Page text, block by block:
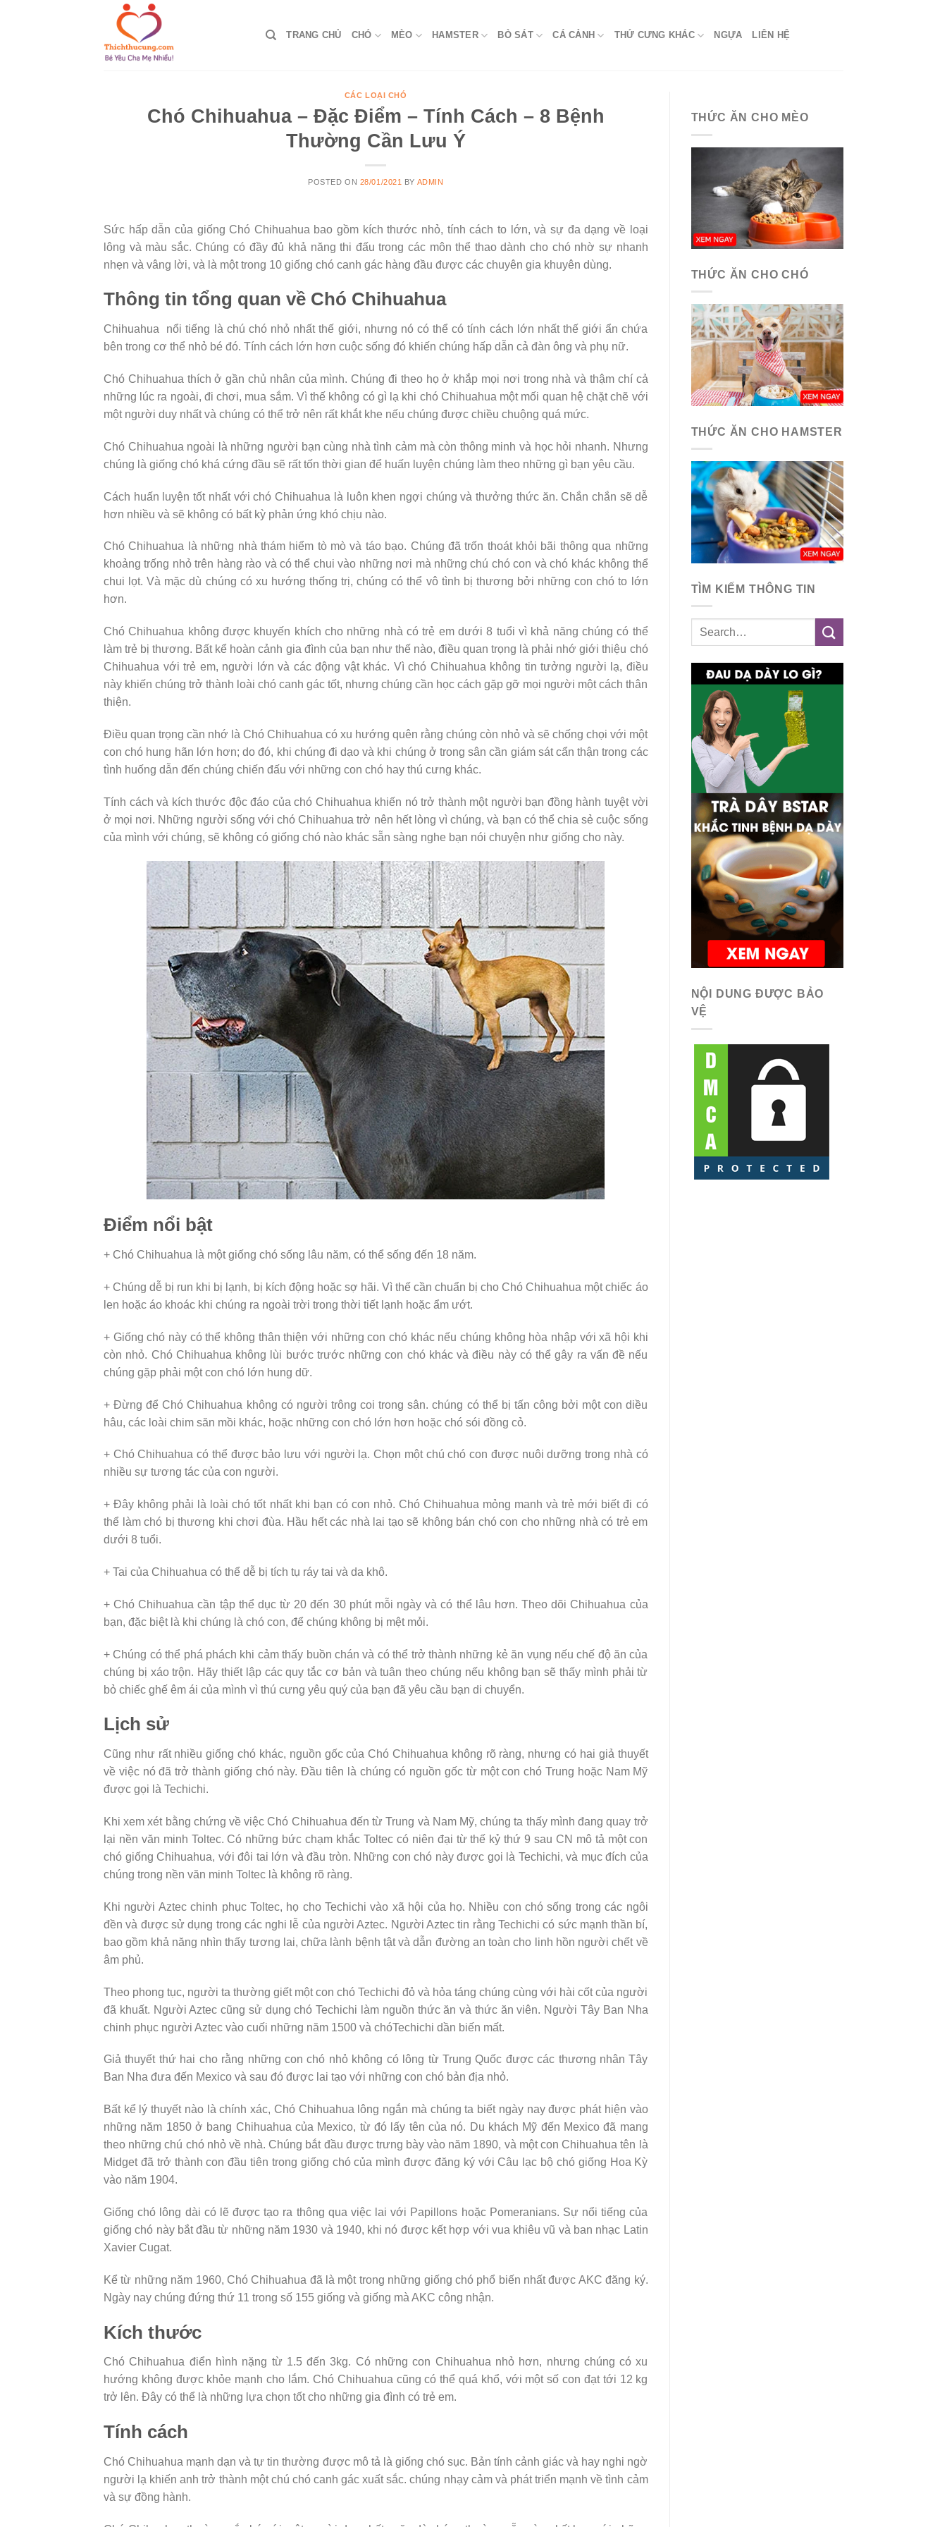
TRANG CHỦ CHÓ MÈO HAMSTER BÒ SÁT CÁ CẢNH THỨ CƯNG KHÁC NGỰA LIÊN HỆ
CÁC LOẠI CHÓ
Chó Chihuahua – Đặc Điểm – Tính Cách – 8 Bệnh
Thường Cần Lưu Ý
POSTED ON 28/01/2021 BY ADMIN
Sức hấp dẫn của giống Chó Chihuahua bao gồm kích thước nhỏ, tính cách to lớn, và sự đa dạng về loại
lông và màu sắc. Chúng có đầy đủ khả năng thi đấu trong các môn thể thao dành cho chó nhờ sự nhanh
nhẹn và vâng lời, và là một trong 10 giống chó canh gác hàng đầu được các chuyên gia khuyên dùng.
Thông tin tổng quan về Chó Chihuahua
Chihuahua nổi tiếng là chú chó nhỏ nhất thế giới, nhưng nó có thể có tính cách lớn nhất thế giới ẩn chứa
bên trong cơ thể nhỏ bé đó. Tính cách lớn hơn cuộc sống đó khiến chúng hấp dẫn cả đàn ông và phụ nữ.
Chó Chihuahua thích ở gần chủ nhân của mình. Chúng đi theo họ ở khắp mọi nơi trong nhà và thậm chí cả
những lúc ra ngoài, đi chơi, mua sắm. Vì thế không có gì lạ khi chó Chihuahua một mối quan hệ chặt chẽ với
một người duy nhất và chúng có thể trở nên rất khắt khe nếu chúng được chiều chuộng quá mức.
Chó Chihuahua ngoài là những người bạn cùng nhà tình cảm mà còn thông minh và học hỏi nhanh. Nhưng
chúng là giống chó khá cứng đầu sẽ rất tốn thời gian để huấn luyện chúng làm theo những gì bạn yêu cầu.
Cách huấn luyện tốt nhất với chó Chihuahua là luôn khen ngợi chúng và thưởng thức ăn. Chắn chắn sẽ dễ
hơn nhiều và sẽ không có bất kỳ phản ứng khó chịu nào.
Chó Chihuahua là những nhà thám hiểm tò mò và táo bạo. Chúng đã trốn thoát khỏi bãi thông qua những
khoảng trống nhỏ trên hàng rào và có thể chui vào những nơi mà những chú chó con và chó khác không thể
chui lọt. Và mặc dù chúng có xu hướng thống trị, chúng có thể vô tình bị thương bởi những con chó to lớn
hơn.
Chó Chihuahua không được khuyến khích cho những nhà có trẻ em dưới 8 tuổi vì khả năng chúng có thể
làm trẻ bị thương. Bất kể hoàn cảnh gia đình của bạn như thế nào, điều quan trọng là phải nhớ giới thiệu chó
Chihuahua với trẻ em, người lớn và các động vật khác. Vì chó Chihuahua không tin tưởng người lạ, điều
này khiến chúng trở thành loài chó canh gác tốt, nhưng chúng cần học cách gặp gỡ mọi người một cách thân
thiện.
Điều quan trọng cần nhớ là Chó Chihuahua có xu hướng quên rằng chúng còn nhỏ và sẽ chống chọi với một
con chó hung hãn lớn hơn; do đó, khi chúng đi dạo và khi chúng ở trong sân cần giám sát cẩn thận trong các
tình huống dẫn đến chúng chiến đấu với những con chó hay thú cưng khác.
Tính cách và kích thước độc đáo của chó Chihuahua khiến nó trở thành một người bạn đồng hành tuyệt vời
ở mọi nơi. Những người sống với chó Chihuahua trở nên hết lòng vì chúng, và bạn có thể chia sẻ cuộc sống
của mình với chúng, sẽ không có giống chó nào khác sẵn sàng nghe bạn nói chuyện như giống cho này.
Điểm nổi bật
+ Chó Chihuahua là một giống chó sống lâu năm, có thể sống đến 18 năm.
+ Chúng dễ bị run khi bị lạnh, bị kích động hoặc sợ hãi. Vì thế cần chuẩn bị cho Chó Chihuahua một chiếc áo
len hoặc áo khoác khi chúng ra ngoài trời trong thời tiết lạnh hoặc ẩm ướt.
+ Giống chó này có thể không thân thiện với những con chó khác nếu chúng không hòa nhập với xã hội khi
còn nhỏ. Chó Chihuahua không lùi bước trước những con chó khác và điều này có thể gây ra vấn đề nếu
chúng gặp phải một con chó lớn hung dữ.
+ Đừng để Chó Chihuahua không có người trông coi trong sân. chúng có thể bị tấn công bởi một con diều
hâu, các loài chim săn mồi khác, hoặc những con chó lớn hơn hoặc chó sói đồng cỏ.
+ Chó Chihuahua có thể được bảo lưu với người lạ. Chọn một chú chó con được nuôi dưỡng trong nhà có
nhiều sự tương tác của con người.
+ Đây không phải là loài chó tốt nhất khi bạn có con nhỏ. Chó Chihuahua mỏng manh và trẻ mới biết đi có
thể làm chó bị thương khi chơi đùa. Hầu hết các nhà lai tạo sẽ không bán chó con cho những nhà có trẻ em
dưới 8 tuổi.
+ Tai của Chihuahua có thể dễ bị tích tụ ráy tai và da khô.
+ Chó Chihuahua cần tập thể dục từ 20 đến 30 phút mỗi ngày và có thể lâu hơn. Theo dõi Chihuahua của
bạn, đặc biệt là khi chúng là chó con, để chúng không bị mệt mỏi.
+ Chúng có thể phá phách khi cảm thấy buồn chán và có thể trở thành những kẻ ăn vụng nếu chế độ ăn của
chúng bị xáo trộn. Hãy thiết lập các quy tắc cơ bản và tuân theo chúng nếu không bạn sẽ thấy mình phải từ
bỏ chiếc ghế êm ái của mình vì thú cưng yêu quý của bạn đã yêu cầu bạn di chuyển.
Lịch sử
Cũng như rất nhiều giống chó khác, nguồn gốc của Chó Chihuahua không rõ ràng, nhưng có hai giả thuyết
về việc nó đã trở thành giống chó này. Đầu tiên là chúng có nguồn gốc từ một con chó Trung hoặc Nam Mỹ
được gọi là Techichi.
Khi xem xét bằng chứng về việc Chó Chihuahua đến từ Trung và Nam Mỹ, chúng ta thấy mình đang quay trở
lại nền văn minh Toltec. Có những bức chạm khắc Toltec có niên đại từ thế kỷ thứ 9 sau CN mô tả một con
chó giống Chihuahua, với đôi tai lớn và đầu tròn. Những con chó này được gọi là Techichi, và mục đích của
chúng trong nền văn minh Toltec là không rõ ràng.
Khi người Aztec chinh phục Toltec, họ cho Techichi vào xã hội của họ. Nhiều con chó sống trong các ngôi
đền và được sử dụng trong các nghi lễ của người Aztec. Người Aztec tin rằng Techichi có sức mạnh thần bí,
bao gồm khả năng nhìn thấy tương lai, chữa lành bệnh tật và dẫn đường an toàn cho linh hồn người chết về
âm phủ.
Theo phong tục, người ta thường giết một con chó Techichi đỏ và hỏa táng chúng cùng với hài cốt của người
đã khuất. Người Aztec cũng sử dụng chó Techichi làm nguồn thức ăn và thức ăn viên. Người Tây Ban Nha
chinh phục người Aztec vào cuối những năm 1500 và chóTechichi dần biến mất.
Giả thuyết thứ hai cho rằng những con chó nhỏ không có lông từ Trung Quốc được các thương nhân Tây
Ban Nha đưa đến Mexico và sau đó được lai tạo với những con chó bản địa nhỏ.
Bất kể lý thuyết nào là chính xác, Chó Chihuahua lông ngắn mà chúng ta biết ngày nay được phát hiện vào
những năm 1850 ở bang Chihuahua của Mexico, từ đó lấy tên của nó. Du khách Mỹ đến Mexico đã mang
theo những chú chó nhỏ về nhà. Chúng bắt đầu được trưng bày vào năm 1890, và một con Chihuahua tên là
Midget đã trở thành con đầu tiên trong giống chó của mình được đăng ký với Câu lạc bộ chó giống Hoa Kỳ
vào năm 1904.
Giống chó lông dài có lẽ được tạo ra thông qua việc lai với Papillons hoặc Pomeranians. Sự nổi tiếng của
giống chó này bắt đầu từ những năm 1930 và 1940, khi nó được kết hợp với vua khiêu vũ và ban nhạc Latin
Xavier Cugat.
Kể từ những năm 1960, Chó Chihuahua đã là một trong những giống chó phổ biến nhất được AKC đăng ký.
Ngày nay chúng đứng thứ 11 trong số 155 giống và giống mà AKC công nhận.
Kích thước
Chó Chihuahua điển hình nặng từ 1.5 đến 3kg. Có những con Chihuahua nhỏ hơn, nhưng chúng có xu
hướng không được khỏe mạnh cho lắm. Chó Chihuahua cũng có thể quá khổ, với một số con đạt tới 12 kg
trở lên. Đây có thể là những lựa chọn tốt cho những gia đình có trẻ em.
Tính cách
Chó Chihuahua mạnh dạn và tự tin thường được mô tả là giống chó sục. Bản tính cảnh giác và hay nghi ngờ
người lạ khiến anh trở thành một chú chó canh gác xuất sắc. chúng nhạy cảm và phát triển mạnh về tình cảm
và sự đồng hành.
THỨC ĂN CHO MÈO
THỨC ĂN CHO CHÓ
THỨC ĂN CHO HAMSTER
TÌM KIẾM THÔNG TIN
NỘI DUNG ĐƯỢC BẢO
VỆ